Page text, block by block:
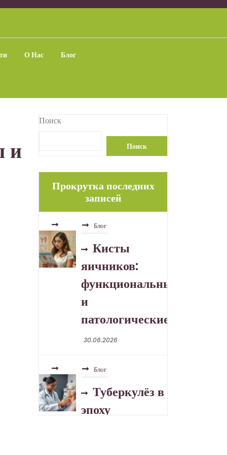
О Нас Блог
и
Поиск
Поиск
Прокрутка последних
записей
Блог
Кисты
яичников:
функциональные
и
патологические
30.06.2026
Блог
Туберкулёз в
эпоху